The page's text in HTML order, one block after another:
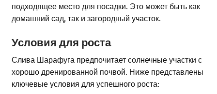
подходящее место для посадки. Это может быть как
домашний сад, так и загородный участок.
Условия для роста
Слива Шарафуга предпочитает солнечные участки с
хорошо дренированной почвой. Ниже представлены
ключевые условия для успешного роста: